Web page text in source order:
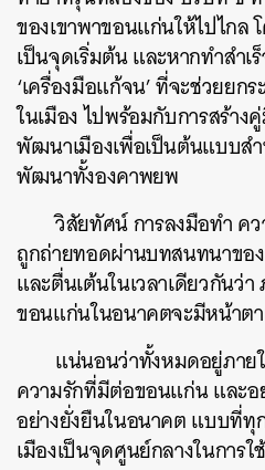
ของเขาพาขอนแก่นให้ไปไกล โ
เป็นจุดเริ่มต้น และหากทำสำเ
‘เครื่องมือแก้จน’ ที่จะช่วยย
ในเมือง ไปพร้อมกับการสร้าง
พัฒนาเมืองเพื่อเป็นต้นแบบส
พัฒนาทั้งองคาพยพ
วิสัยทัศน์ การลงมือทำ ค
ถูกถ่ายทอดผ่านบทสนทนาของ
และตื่นเต้นในเวลาเดียวกันว่
ขอนแก่นในอนาคตจะมีหน้าต
แน่นอนว่าทั้งหมดอยู่ภาย
ความรักที่มีต่อขอนแก่น และอ
อย่างยั่งยืนในอนาคต แบบที่ทุ
เมืองเป็นจุดศูนย์กลางในการใ